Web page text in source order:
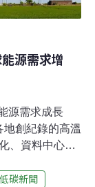
銀行須採
源需求增
源需求成長
創紀錄的高溫
、資料中心、
動車 用電需求
碳新聞